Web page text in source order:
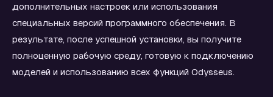
дополнительных настроек или использования
специальных версий программного обеспечения. В
результате, после успешной установки, вы получите
полноценную рабочую среду, готовую к подключению
моделей и использованию всех функций Odysseus.